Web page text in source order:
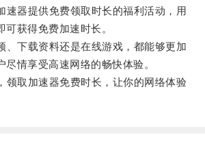
器提供免费领取时长的福利活动，用
可获得免费加速时长。
下载资料还是在线游戏，都能够更加
尽情享受高速网络的畅快体验。
取加速器免费时长，让你的网络体验